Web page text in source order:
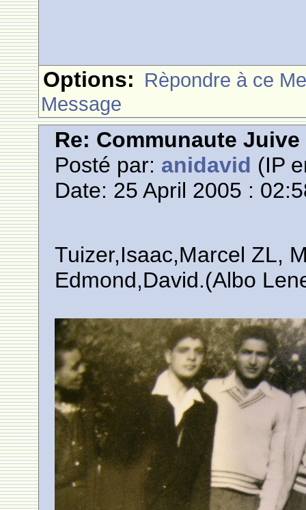
Options: Rèpondre à ce
Message
Re: Communaute
Posté par: anidavid (IP
Date: 25 April 2005 :
Tuizer,Isaac,Marcel ZL,
Edmond,David.(Albo